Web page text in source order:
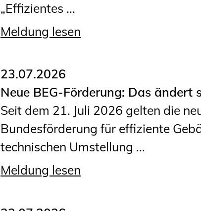
vereidigte Sachverständige
Prüfsachverständige
Bauvorlageberechtigte
Sachkundige für Zustands- und
Funktionsprüfung privater
Abwasserleitungen
Vereinbarungen mit
Ingenieurkammern
„Effizientes ...
Meldung lesen
23.07.2026
Neue BEG-Förderung: Das ändert
Seit dem 21. Juli 2026 gelten die
Bundesförderung für effiziente
technischen Umstellung ...
Meldung lesen